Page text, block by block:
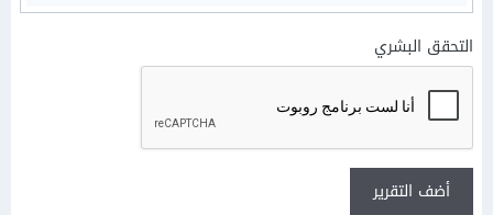
التحقق البشري
أضف التقرير